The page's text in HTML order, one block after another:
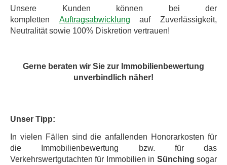
Unsere Kunden können bei der
kompletten Auftragsabwicklung auf Zuverlässigkeit,
Neutralität sowie 100% Diskretion vertrauen!
Gerne beraten wir Sie zur Immobilienbewertung
unverbindlich näher!
Unser Tipp:
In vielen Fällen sind die anfallenden Honorarkosten für
die Immobilienbewertung bzw. für das
Verkehrswertgutachten für Immobilien in Sünching sogar